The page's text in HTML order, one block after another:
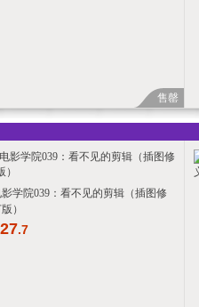
售罄
影学院039：看不见的剪辑（插图修
）
27.7